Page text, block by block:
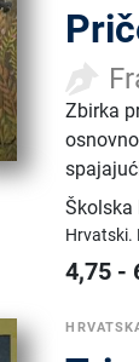
Zbirka
Školska
Hrvatski.
4,75 -